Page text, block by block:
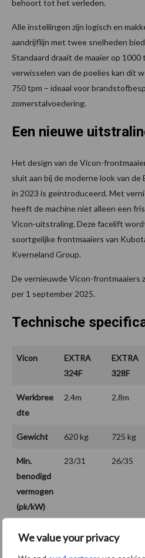
We value your privacy
behoort tot het verleden.
Alle instellingen zijn logisch en
aandrijflijn met twee snelheden
Standaard draait de maaier op 1000
verwisselen van de poelies kan dit
750 tpm – ideaal voor
zomerstalvoedering.
Een nieuwe
Het design van de Vicon-
sluit aan bij de moderne look van de
in 2023 is geïntroduceerd. Met
heeft de machine niet alleen een
Vicon-uitstraling. Deze facelift
soortgelijke frontmaaiers van
Kverneland Group.
De vernieuwde Vicon-frontmaaiers
per 1 september 2025.
Technische
Vicon
EXTRA
324F
EXTRA
328F
Werkbree
dte
2.4m 2.8m
Gewicht 620 kg 725 kg
Min.
benodigd
vermogen
(pk/kW)
23/31 26/35